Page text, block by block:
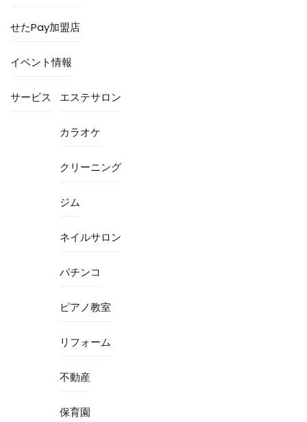
せたPay加盟店
イベント情報
サービス エステサロン
カラオケ
クリーニング
ジム
ネイルサロン
パチンコ
ピアノ教室
リフォーム
不動産
保育園